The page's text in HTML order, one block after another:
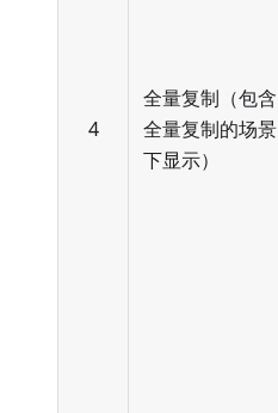
4
全量复制（包含
全量复制的场景
下显示）